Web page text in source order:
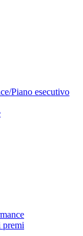
Piano esecutivo
premi